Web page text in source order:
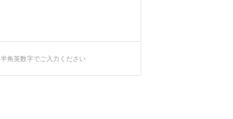
半角英数字でご入力ください